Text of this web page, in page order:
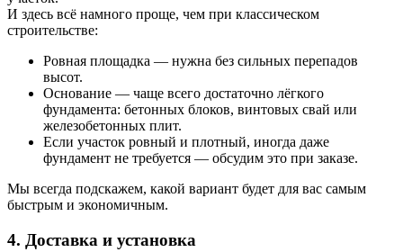
И здесь всё намного проще, чем при классическом
строительстве:
Ровная площадка — нужна без сильных перепадов
высот.
Основание — чаще всего достаточно лёгкого
фундамента: бетонных блоков, винтовых свай или
железобетонных плит.
Если участок ровный и плотный, иногда даже
фундамент не требуется — обсудим это при заказе.
Мы всегда подскажем, какой вариант будет для вас самым
быстрым и экономичным.
4. Доставка и установка